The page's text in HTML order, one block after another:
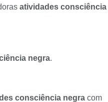
atividades consciência
negra.
consciência negra com